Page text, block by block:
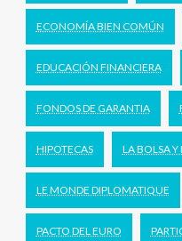
ECONOMÍA BIEN COMÚN
EDUCACIÓN FINANCIERA
FONDOS DE GARANTIA
HIPOTECAS LA BOLSA Y
LE MONDE DIPLOMATIQUE
PACTO DEL EURO